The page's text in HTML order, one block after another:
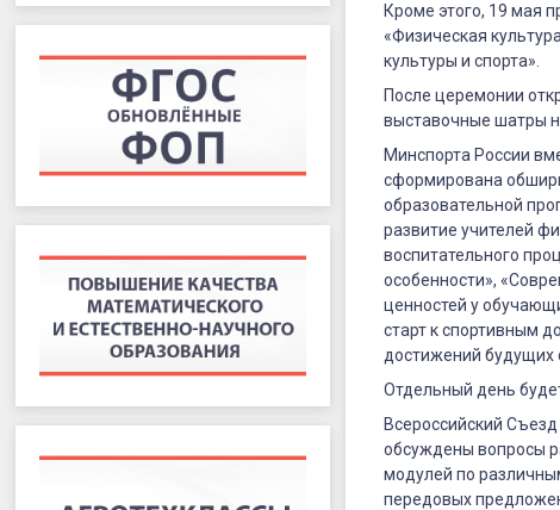
Кроме этого, 19 мая
«Физическая
культуры и спорта».
После церемонии
выставочные шатры
Минспорта России
сформирована
образовательной
развитие учителей
воспитательного
особенности»,
ценностей у
старт к спортивным
достижений будущих
Отдельный день
Всероссийский
обсуждены вопросы
модулей по
передовых